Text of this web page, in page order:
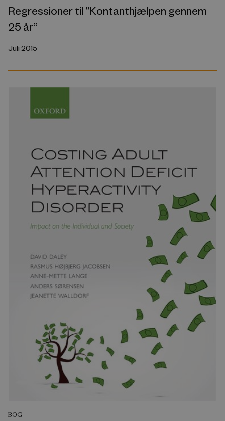
Regressioner til ”Kontanthjælpen gennem
25 år”
Juli 2015
BOG